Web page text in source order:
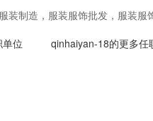
装制造，服装服饰批发，服装
经营活动）
位 qinhaiyan-18的更多任